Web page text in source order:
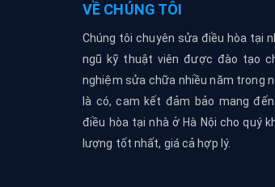
VỀ CHÚNG TÔI
Chúng tôi chuyên sửa điều hòa tại
ngũ kỹ thuật viên được đào tạo
nghiệm sửa chữa nhiều năm trong
là có, cam kết đảm bảo mang
điều hòa tại nhà ở Hà Nội cho quý
lượng tốt nhất, giá cả hợp lý.